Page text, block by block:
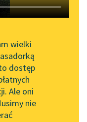
brak utworu
Wolnych Lektur
dla piszących i
wielki
dostęp
Ale oni
nie
wyrak
gdzieś się